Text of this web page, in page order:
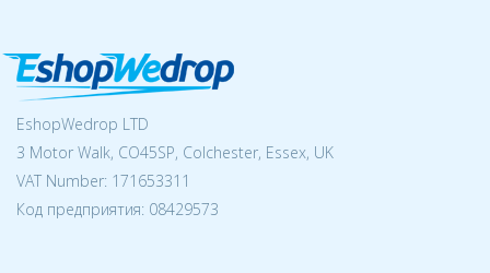
EshopWedrop LTD
3 Motor Walk, CO45SP, Colchester, Essex, UK
VAT Number: 171653311
Код предприятия: 08429573